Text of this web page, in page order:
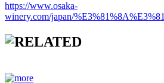
https://www.osaka-
winery.com/japan/